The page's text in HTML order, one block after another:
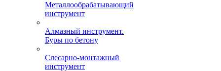
Металлообрабатывающий
инструмент
Алмазный инструмент.
Буры по бетону
Слесарно-монтажный
инструмент